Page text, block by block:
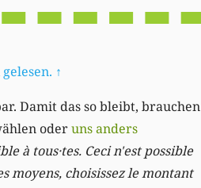
↑
Damit das so bleibt, brauchen
oderuns anders
à tous·tes. Ceci n'est possible
moyens, choisissez le montant